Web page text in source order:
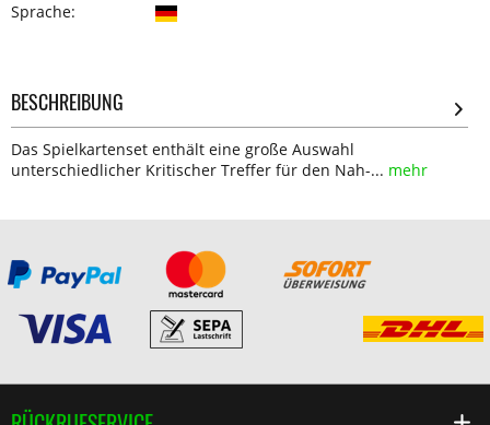
Sprache:
BESCHREIBUNG
Das Spielkartenset enthält eine große Auswahl
unterschiedlicher Kritischer Treffer für den Nah-... mehr